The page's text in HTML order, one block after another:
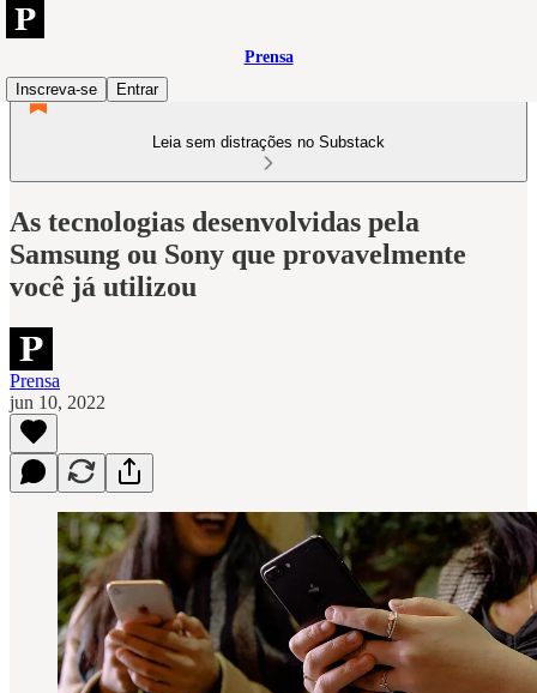
Prensa
Inscreva-se
Entrar
Leia sem distrações no Substack
As tecnologias desenvolvidas pela
Samsung ou Sony que provavelmente
você já utilizou
Prensa
jun 10, 2022